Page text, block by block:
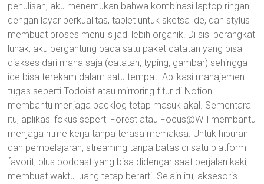
penulisan, aku menemukan bahwa kombinasi laptop ringan
dengan layar berkualitas, tablet untuk sketsa ide, dan stylus
membuat proses menulis jadi lebih organik. Di sisi perangkat
lunak, aku bergantung pada satu paket catatan yang bisa
diakses dari mana saja (catatan, typing, gambar) sehingga
ide bisa terekam dalam satu tempat. Aplikasi manajemen
tugas seperti Todoist atau mirroring fitur di Notion
membantu menjaga backlog tetap masuk akal. Sementara
itu, aplikasi fokus seperti Forest atau Focus@Will membantu
menjaga ritme kerja tanpa terasa memaksa. Untuk hiburan
dan pembelajaran, streaming tanpa batas di satu platform
favorit, plus podcast yang bisa didengar saat berjalan kaki,
membuat waktu luang tetap berarti. Selain itu, aksesoris